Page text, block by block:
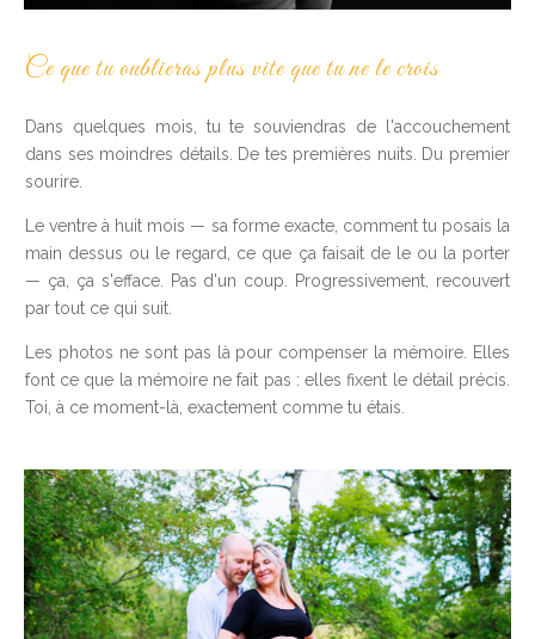
Ce que tu oublieras plus vite que tu ne le crois
Dans quelques mois, tu te souviendras de l'accouchement
dans ses moindres détails. De tes premières nuits. Du premier
sourire.
Le ventre à huit mois — sa forme exacte, comment tu posais la
main dessus ou le regard, ce que ça faisait de le ou la porter
— ça, ça s'efface. Pas d'un coup. Progressivement, recouvert
par tout ce qui suit.
Les photos ne sont pas là pour compenser la mémoire. Elles
font ce que la mémoire ne fait pas : elles fixent le détail précis.
Toi, à ce moment-là, exactement comme tu étais.